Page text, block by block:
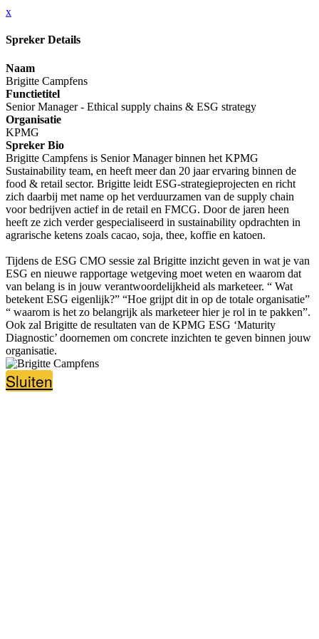
x
Spreker Details
Naam
Brigitte Campfens
Functietitel
Senior Manager - Ethical supply chains & ESG strategy
Organisatie
KPMG
Spreker Bio
Brigitte Campfens is Senior Manager binnen het KPMG
Sustainability team, en heeft meer dan 20 jaar ervaring binnen de
food & retail sector. Brigitte leidt ESG-strategieprojecten en richt
zich daarbij met name op het verduurzamen van de supply chain
voor bedrijven actief in de retail en FMCG. Door de jaren heen
heeft ze zich verder gespecialiseerd in sustainability opdrachten in
agrarische ketens zoals cacao, soja, thee, koffie en katoen.
Tijdens de ESG CMO sessie zal Brigitte inzicht geven in wat je van
ESG en nieuwe rapportage wetgeving moet weten en waarom dat
van belang is in jouw verantwoordelijkheid als marketeer. “ Wat
betekent ESG eigenlijk?” “Hoe grijpt dit in op de totale organisatie”
“ waarom is het zo belangrijk als marketeer hier je rol in te pakken”.
Ook zal Brigitte de resultaten van de KPMG ESG ‘Maturity
Diagnostic’ doornemen om concrete inzichten te geven binnen jouw
organisatie.
Sluiten